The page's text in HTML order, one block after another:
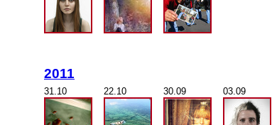
2011
31.10 22.10 30.09 03.09